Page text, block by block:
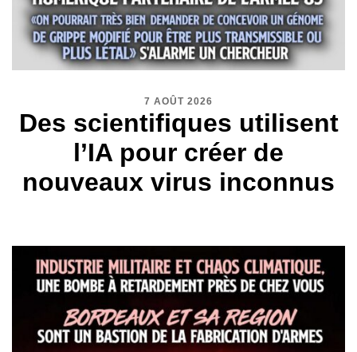
7 AOÛT 2026
Des scientifiques utilisent
l’IA pour créer de
nouveaux virus inconnus